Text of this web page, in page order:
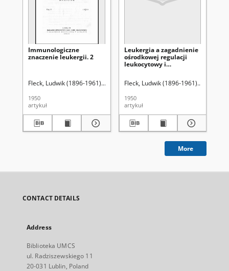
Immunologiczne
znaczenie leukergii. 2
Fleck, Ludwik (1896-1961). Szczygielska, Jadwiga. Krwawicz, Tadeusz
1950
artykuł
Leukergia a zagadnienie
ośrodkowej regulacji
leukocytowy i
Fleck, Ludwik (1896-1961).
1950
artykuł
More
CONTACT DETAILS
Address
Biblioteka UMCS
ul. Radziszewskiego 11
20-031 Lublin, Poland